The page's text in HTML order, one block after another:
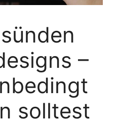
–
solltest